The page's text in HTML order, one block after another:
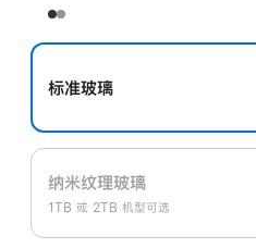
标准玻璃
纳米纹理玻璃
1TB 或 2TB 机型可选